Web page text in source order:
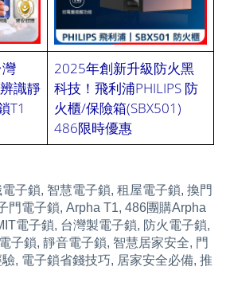
灣
識靜
T1
2025年創新升級防火黑
科技！飛利浦PHILIPS 防
火櫃/保險箱(SBX501)
486限時優惠
子鎖, 智慧電子鎖, 租屋電子鎖, 換門
門電子鎖, Arpha T1, 486團購Arpha
電子鎖, 台灣製電子鎖, 防火電子鎖,
子鎖, 靜音電子鎖, 智慧居家安全, 門
, 電子鎖省錢技巧, 居家安全必備, 推